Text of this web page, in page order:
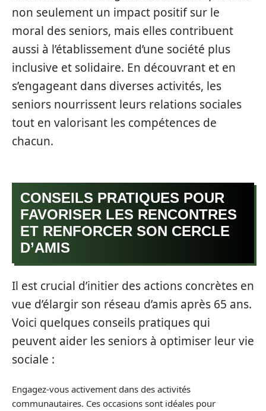
non seulement un impact positif sur le
moral des seniors, mais elles contribuent
aussi à l’établissement d’une société plus
inclusive et solidaire. En découvrant et en
s’engageant dans diverses activités, les
seniors nourrissent leurs relations sociales
tout en valorisant les compétences de
chacun.
CONSEILS PRATIQUES POUR
FAVORISER LES RENCONTRES
ET RENFORCER SON CERCLE
D’AMIS
Il est crucial d’initier des actions concrètes en
vue d’élargir son réseau d’amis après 65 ans.
Voici quelques conseils pratiques qui
peuvent aider les seniors à optimiser leur vie
sociale :
Engagez-vous activement dans des activités
communautaires. Ces occasions sont idéales pour